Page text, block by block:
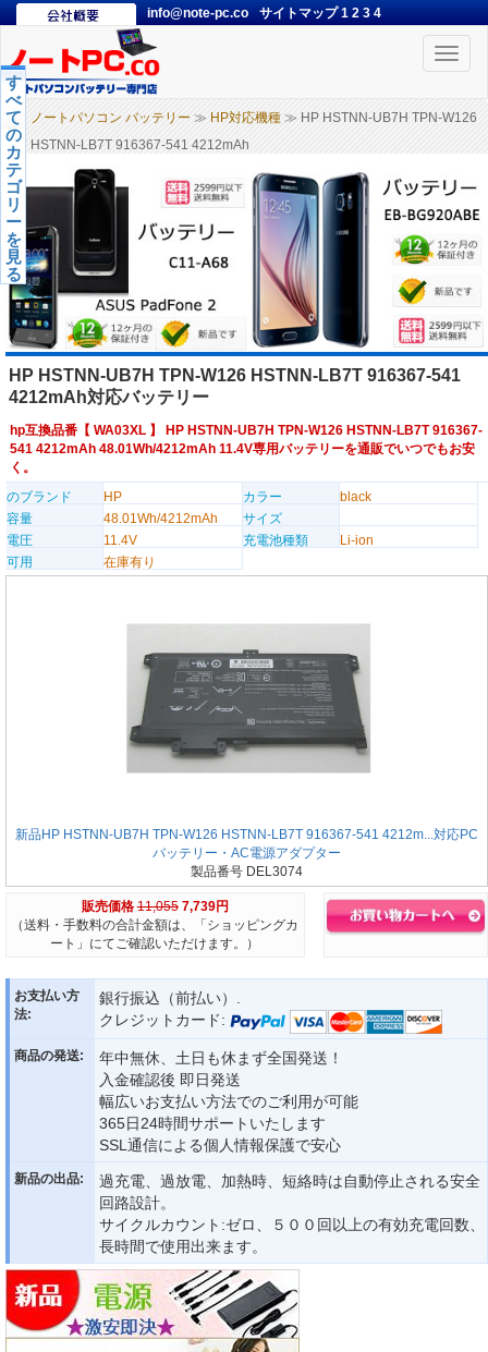
info@note-pc.co サイトマップ1 2 3 4
Toggle
ノートパソコン バッテリー ≫ HP対応機種 ≫ HP HSTNN-UB7H TPN-W126
HSTNN-LB7T 916367-541 4212mAh
す
べ
て
の
カ
テ
ゴ
リ
ー
を
見
る
HP HSTNN-UB7H TPN-W126 HSTNN-LB7T 916367-541
4212mAh対応バッテリー
hp互換品番【 WA03XL 】 HP HSTNN-UB7H TPN-W126 HSTNN-LB7T 916367-
541 4212mAh 48.01Wh/4212mAh 11.4V専用バッテリーを通販でいつでもお安
く。
のブランド
HP カラー
black
容量
48.01Wh/4212mAh
サイズ
電圧
11.4V 充電池種類
Li-ion
可用
在庫有り
新品HP HSTNN-UB7H TPN-W126 HSTNN-LB7T 916367-541 4212m...対応PC
バッテリー・AC電源アダプター
製品番号 DEL3074
販売価格 11,055 7,739円
（送料・手数料の合計金額は、「ショッピングカ
ート」にてご確認いただけます。）
お支払い方
法:
銀行振込（前払い）.
クレジットカード:
商品の発送:
年中無休、土日も休まず全国発送！
入金確認後 即日発送
幅広いお支払い方法でのご利用が可能
365日24時間サポートいたします
SSL通信による個人情報保護で安心
新品の出品:
過充電、過放電、加熱時、短絡時は自動停止される安全
回路設計。
サイクルカウント:ゼロ、５００回以上の有効充電回数、
長時間で使用出来ます。